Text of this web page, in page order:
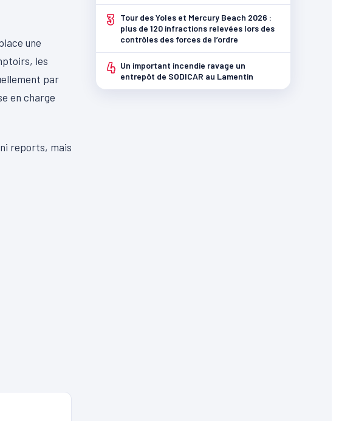
une
les
par
en charge
reports, mais
3
Tour des Yoles et Mercury Beach 2026 :
plus de 120 infractions relevées lors des
contrôles des forces de l’ordre
4 Un important incendie ravage un
entrepôt de SODICAR au Lamentin